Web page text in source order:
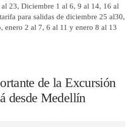
23, Diciembre 1 al 6, 9 al 14, 16 al
para salidas de diciembre 25 al30,
enero 2 al 7, 6 al 11 y enero 8 al 13
de la Excursión
desde Medellín